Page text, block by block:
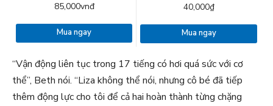
85,000vnđ
Mua ngay
40,000₫
Mua ngay
“Vận động liên tục trong 17 tiếng có hơi quá sức với cơ
thể”, Beth nói. “Liza không thể nói, nhưng cô bé đã tiếp
thêm động lực cho tôi để cả hai hoàn thành từng chặng